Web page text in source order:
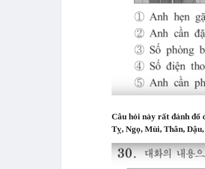
Câu hỏi này rất đánh đố
Tỵ, Ngọ, Mùi, Thân,